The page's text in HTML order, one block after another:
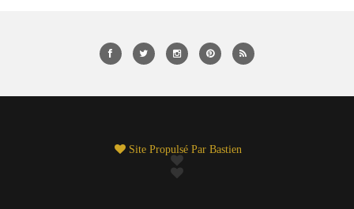
Site Propulsé Par Bastien